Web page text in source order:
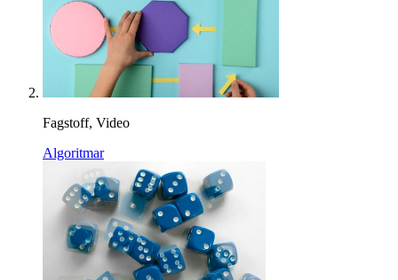
Fagstoff, Video
Algoritmar